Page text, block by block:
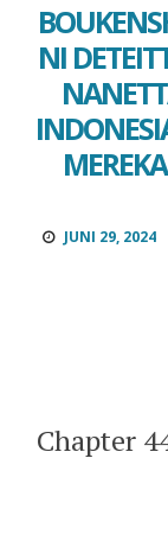
NI
JUNI 29, 2024
Chapter